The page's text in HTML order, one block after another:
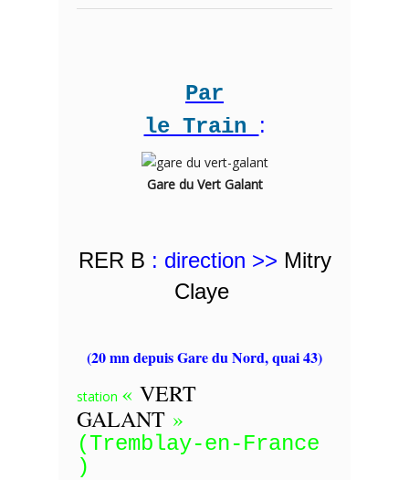
Par
le Train :
Gare du Vert Galant
RER B : direction >> Mitry
Claye
(20 mn depuis Gare du Nord, quai 43)
station « VERT
GALANT »
(Tremblay-en-France
)